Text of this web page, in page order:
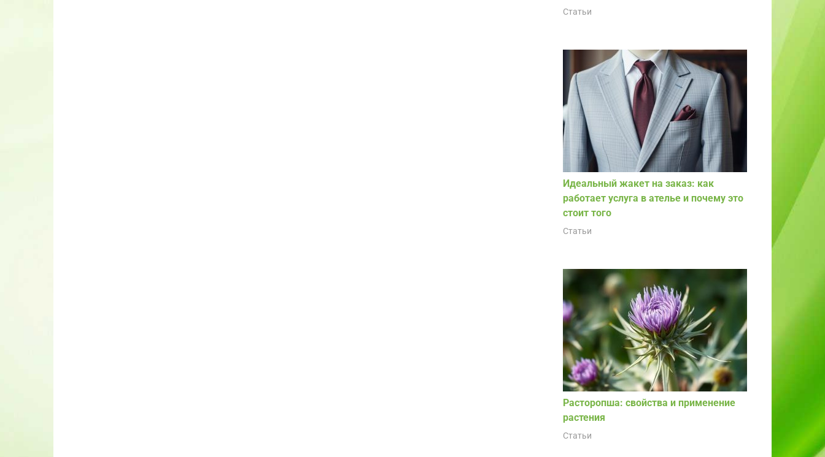
Статьи
Идеальный жакет на заказ: как
работает услуга в ателье и почему это
стоит того
Статьи
Расторопша: свойства и применение
растения
Статьи